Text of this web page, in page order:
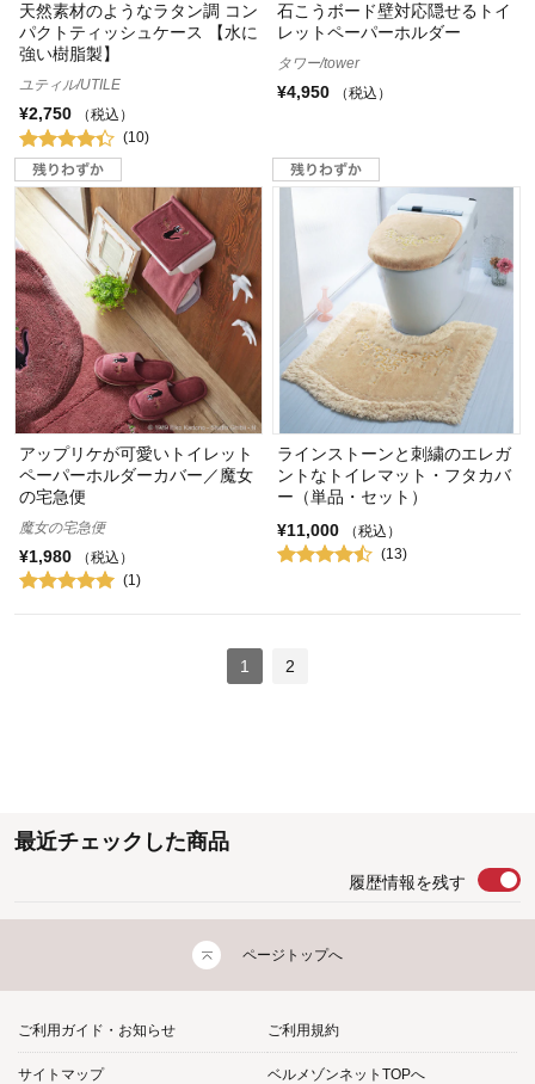
天然素材のようなラタン調 コン
パクトティッシュケース 【水に
強い樹脂製】
ユティル/UTILE
¥2,750
（税込）
(10)
石こうボード壁対応隠せるトイ
レットペーパーホルダー
タワー/tower
¥4,950 （税込）
アップリケが可愛いトイレット
ペーパーホルダーカバー／魔女
の宅急便
魔女の宅急便
¥1,980
（税込）
(1)
ラインストーンと刺繍のエレガ
ントなトイレマット・フタカバ
ー（単品・セット）
¥11,000
（税込）
(13)
1 2
最近チェックした商品
履歴情報を残す
ページトップへ
ご利用ガイド・お知らせ ご利用規約
サイトマップ ベルメゾンネットTOPへ